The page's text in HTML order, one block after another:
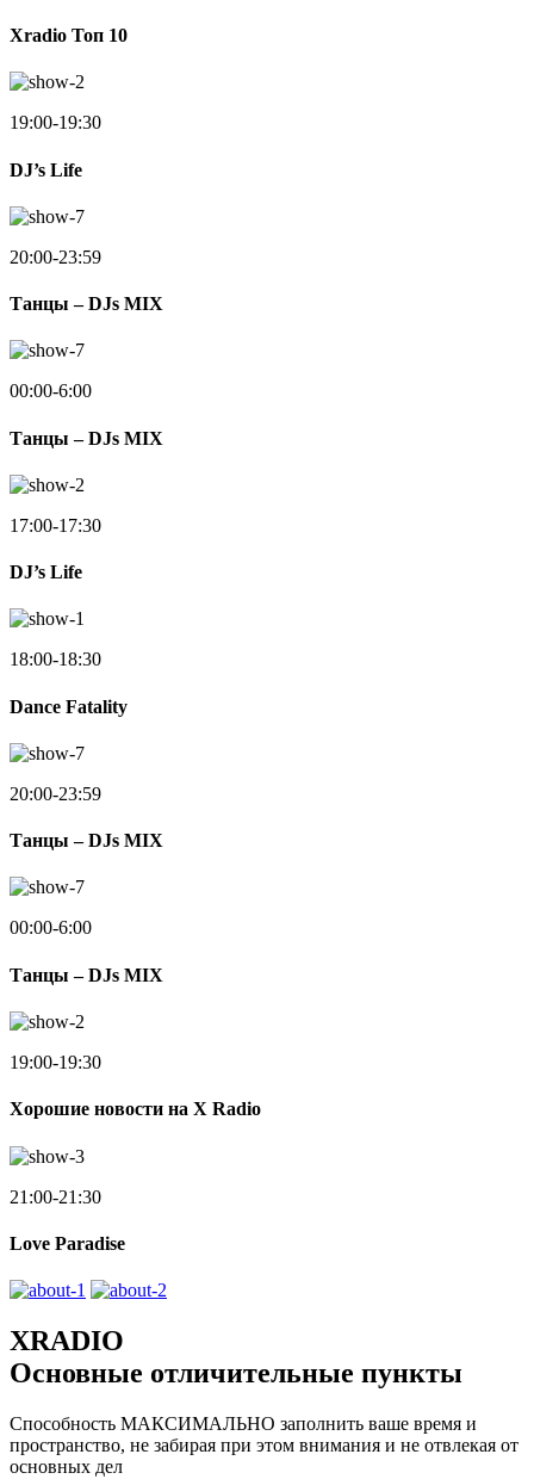
Xradio Топ 10
19:00-19:30
DJ’s Life
20:00-23:59
Танцы – DJs MIX
00:00-6:00
Танцы – DJs MIX
17:00-17:30
DJ’s Life
18:00-18:30
Dance Fatality
20:00-23:59
Танцы – DJs MIX
00:00-6:00
Танцы – DJs MIX
19:00-19:30
Хорошие новости на X Radio
21:00-21:30
Love Paradise
XRADIO
Основные отличительные пункты
Способность МАКСИМАЛЬНО заполнить ваше время и
пространство, не забирая при этом внимания и не отвлекая от
основных дел